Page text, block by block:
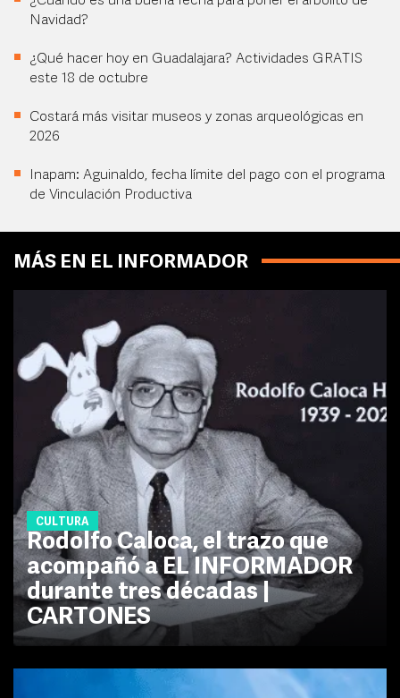
Navidad?
¿Qué hacer hoy en Guadalajara? Actividades GRATIS
este 18 de octubre
Costará más visitar museos y zonas arqueológicas en
2026
Inapam: Aguinaldo, fecha límite del pago con el programa
de Vinculación Productiva
MÁS EN EL INFORMADOR
CULTURA
Rodolfo Caloca, el trazo que
acompañó a EL INFORMADOR
durante tres décadas |
CARTONES